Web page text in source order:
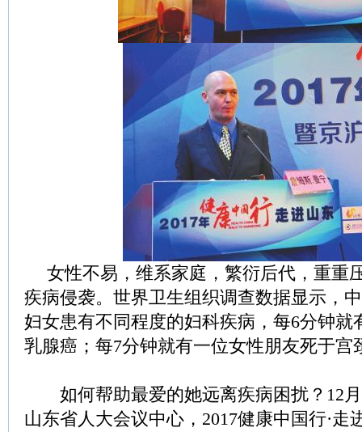
女性不易，维系家庭，繁衍后代，重重
疾病侵袭。世界卫生组织调查数据显示，
妇女患有不同程度的妇科疾病，每6分钟就
乳腺癌；每7分钟就有一位女性朋友死于宫
如何帮助最爱的她远离疾病困扰？12月
山东省人大会议中心，2017健康中国行·走